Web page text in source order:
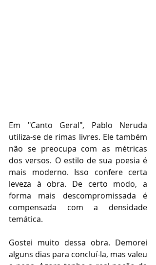
Em "Canto Geral", Pablo Neruda
utiliza-se de rimas livres. Ele também
não se preocupa com as métricas
dos versos. O estilo de sua poesia é
mais moderno. Isso confere certa
leveza à obra. De certo modo, a
forma mais descompromissada é
compensada com a densidade
temática.
Gostei muito dessa obra. Demorei
alguns dias para concluí-la, mas valeu